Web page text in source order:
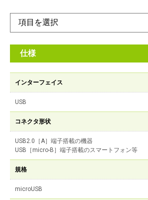
仕様
インターフェイス
USB
コネクタ形状
USB2.0［A］端子搭載の機器
USB［micro-B］端子搭載のスマートフォン等
規格
microUSB